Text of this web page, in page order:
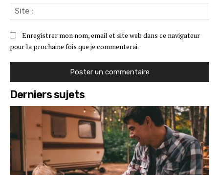
:
Enregistrer mon nom, email et site web dans ce navigateur
pour la prochaine fois que je commenterai.
Derniers sujets